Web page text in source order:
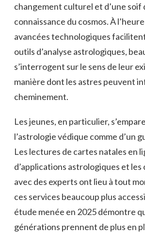
changement culturel et d’une soif
connaissance du cosmos. À
avancées technologiques facilitent
outils d’analyse astrologiques,
s’interrogent sur le sens de leur
manière dont les astres peuvent
cheminement.
Les jeunes, en particulier,
l’astrologie védique comme d’un
Les lectures de cartes natales en
d’applications astrologiques et
avec des experts ont lieu à tout
ces services beaucoup plus
étude menée en 2025 démontre
générations prennent de plus en